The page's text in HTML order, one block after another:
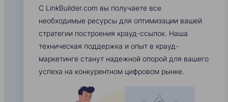
С LinkBuilder.com вы получаете все
необходимые ресурсы для оптимизации вашей
стратегии построения крауд-ссылок. Наша
техническая поддержка и опыт в крауд-
маркетинге станут надежной опорой для вашего
успеха на конкурентном цифровом рынке.